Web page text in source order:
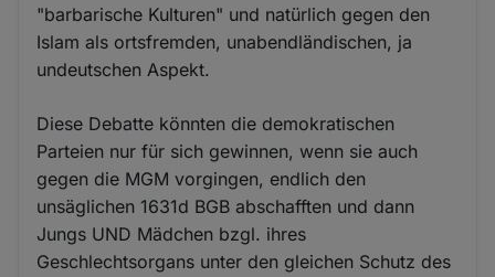
"barbarische Kulturen" und natürlich gegen den
Islam als ortsfremden, unabendländischen, ja
undeutschen Aspekt.
Diese Debatte könnten die demokratischen
Parteien nur für sich gewinnen, wenn sie auch
gegen die MGM vorgingen, endlich den
unsäglichen 1631d BGB abschafften und dann
Jungs UND Mädchen bzgl. ihres
Geschlechtsorgans unter den gleichen Schutz des